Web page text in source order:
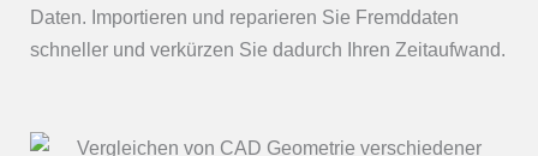
Daten. Importieren und reparieren Sie Fremddaten
schneller und verkürzen Sie dadurch Ihren Zeitaufwand.